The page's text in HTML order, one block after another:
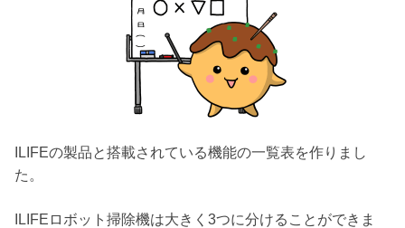
ILIFEの製品と搭載されている機能の一覧表を作りまし
た。
ILIFEロボット掃除機は大きく3つに分けることができま